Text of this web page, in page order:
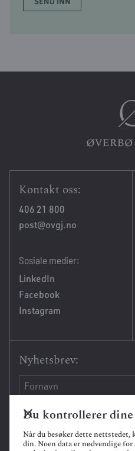
Kontakt oss:
406 21 800
post@ovgj.no
Sosiale medier:
LinkedIn
Facebook
Instagram
Nyhetsbrev:
Du kontrollerer dine
Når du besøker dette nettstedet,
din. Noen data er nødvendige